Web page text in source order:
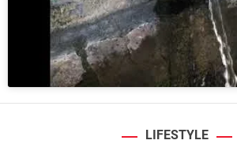
LIFESTYLE